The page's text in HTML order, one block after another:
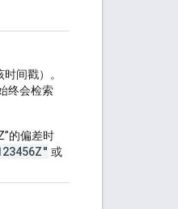
间戳）。
终会检索
的偏差时
或